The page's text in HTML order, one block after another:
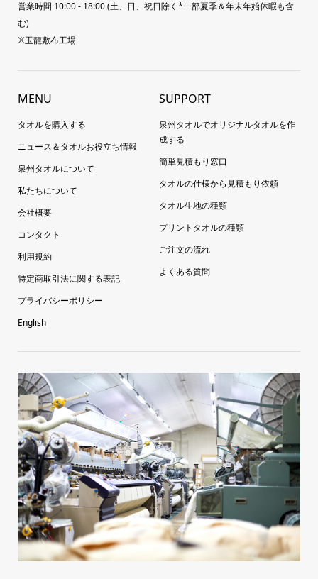
営業時間 10:00 - 18:00 (土、日、祝日除く*一部夏季＆年末年始休暇も含
む)
※玉龍敷布工場
MENU
タオルを購入する
ニュース＆タオルお役立ち情報
泉州タオルについて
私たちについて
会社概要
コンタクト
利用規約
特定商取引法に関する表記
プライバシーポリシー
English
SUPPORT
泉州タオルでオリジナルタオルを作
成する
簡単見積もり窓口
タオルの仕様から見積もり依頼
タオル生地の種類
プリントタオルの種類
ご注文の流れ
よくある質問